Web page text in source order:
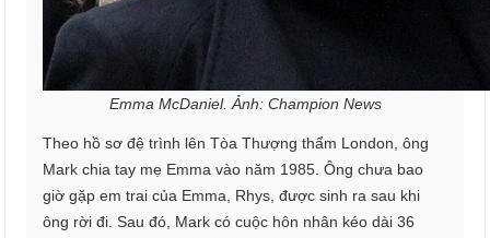
Emma McDaniel. Ảnh: Champion News
Theo hồ sơ đệ trình lên Tòa Thượng thẩm London, ông
Mark chia tay mẹ Emma vào năm 1985. Ông chưa bao
giờ gặp em trai của Emma, Rhys, được sinh ra sau khi
ông rời đi. Sau đó, Mark có cuộc hôn nhân kéo dài 36